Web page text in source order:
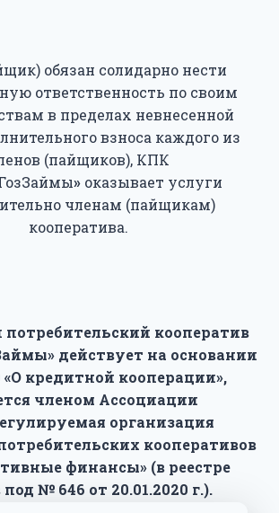
обязан солидарно нести
ответственность по своим
в пределах невнесенной
взноса каждого из
(пайщиков), КПК
» оказывает услуги
членам (пайщикам)
кооператива.
кооператив
действует на основании
кредитной кооперации»,
членом Ассоциации
организация
кооперативов
финансы» (в реестре
№ 646 от 20.01.2020 г.).